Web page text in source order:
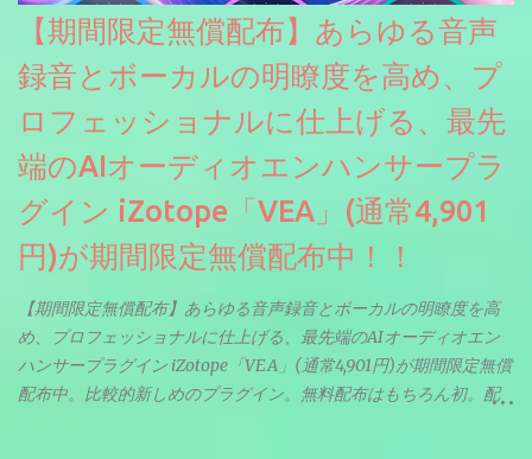
【期間限定無償配布】あらゆる音声
録音とボーカルの明瞭度を高め、プ
ロフェッショナルに仕上げる、最先
端のAIオーディオエンハンサープラ
グイン iZotope「VEA」(通常4,901
円)が期間限定無償配布中！！
【期間限定無償配布】あらゆる音声録音とボーカルの明瞭度を高
め、プロフェッショナルに仕上げる、最先端のAIオーディオエン
ハンサープラグイン iZotope「VEA」(通常4,901円)が期間限定無償
配布中。比較的新しめのプラグイン。無料配布はもちろん初。配